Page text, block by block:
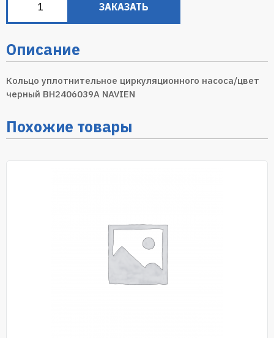
ЗАКАЗАТЬ
Описание
Кольцо уплотнительное циркуляционного насоса/цвет
черный BH2406039A NAVIEN
Похожие товары